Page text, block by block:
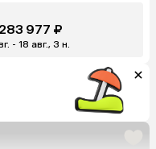
977 ₽
- 18 авг., 3 н.